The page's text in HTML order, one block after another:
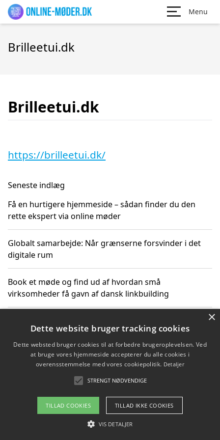
Menu
Brilleetui.dk
Brilleetui.dk
https://brilleetui.dk/
Seneste indlæg
Få en hurtigere hjemmeside – sådan finder du den
rette ekspert via online møder
Globalt samarbejde: Når grænserne forsvinder i det
digitale rum
Book et møde og find ud af hvordan små
virksomheder få gavn af dansk linkbuilding
får du indgår et samarbejde
Hold et møde med en WordPress ekspert og vælg den
mest professionelle til at vedligeholde din løsning
Copyright 2026 - Pilanto Aps
Om / kontakt
×
Dette website bruger tracking cookies
Dette websted bruger cookies til at forbedre brugeroplevelsen. Ved
at bruge vores hjemmeside accepterer du alle cookies i
overensstemmelse med vores cookiepolitik. Detaljer
STRENGT NØDVENDIGE
TILLAD COOKIES TILLAD IKKE COOKIES
VIS DETALJER